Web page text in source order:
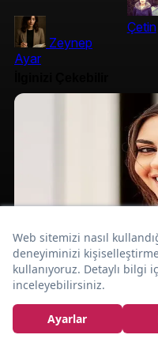
Bozuk
Zeynep
Ayar
Çetin